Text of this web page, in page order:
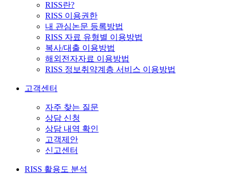
RISS란?
RISS 이용권한
내 관심논문 등록방법
RISS 자료 유형별 이용방법
복사/대출 이용방법
해외전자자료 이용방법
RISS 정보취약계층 서비스 이용방법
고객센터
자주 찾는 질문
상담 신청
상담 내역 확인
고객제안
신고센터
RISS 활용도 분석